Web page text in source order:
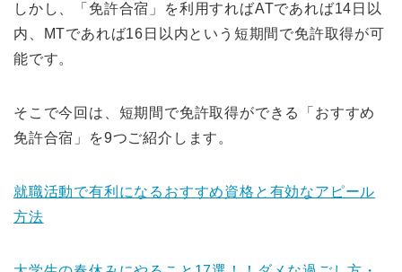
しかし、「免許合宿」を利用すればATであれば14日以
内、MTであれば16日以内という短期間で免許取得が可
能です。
そこで今回は、短期間で免許取得ができる「おすすめ
免許合宿」を9つご紹介します。
就職活動で有利になるおすすめ資格と有効なアピール
方法